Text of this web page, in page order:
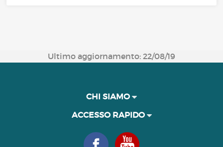
Ultimo aggiornamento: 22/08/19
CHI SIAMO
ACCESSO RAPIDO